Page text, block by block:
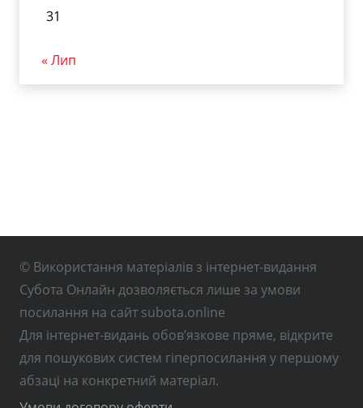
31
« Лип
© Використання матеріалів з інтернет-видання
Субота Онлайн дозволяється лише за умови
посилання на сайт subota.online
Для інтернет-видань обов’язкове пряме, відкрите
для пошукових систем гіперпосилання у першому
абзаці на конкретний матеріал.